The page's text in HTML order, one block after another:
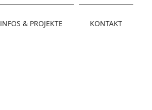
INFOS & PROJEKTE KONTAKT